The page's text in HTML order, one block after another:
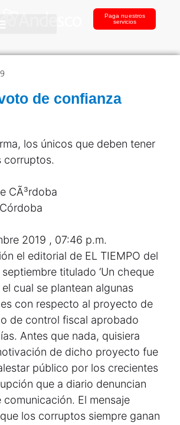
Paga nuestros
servicios
de confianza
los únicos que deben tener
corruptos.
2019 , 07:46 p.m.
el editorial de EL TIEMPO del
titulado ‘Un cheque
el cual se plantean algunas
con respecto al proyecto de
de control fiscal aprobado
Antes que nada, quisiera
de dicho proyecto fue
público por los crecientes
que a diario denuncian
comunicación. El mensaje
los corruptos siempre ganan